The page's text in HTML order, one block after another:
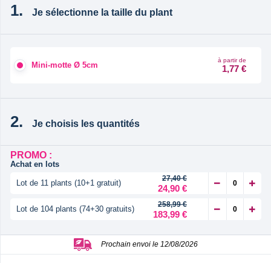
Je sélectionne la taille du plant
Mini-motte Ø 5cm
à partir de
1,77 €
Je choisis les quantités
PROMO :
Achat en lots
Lot de 11 plants (10+1 gratuit) 27,40 €
24,90 €
Lot de 104 plants (74+30 gratuits) 258,99 €
183,99 €
Prochain envoi le 12/08/2026